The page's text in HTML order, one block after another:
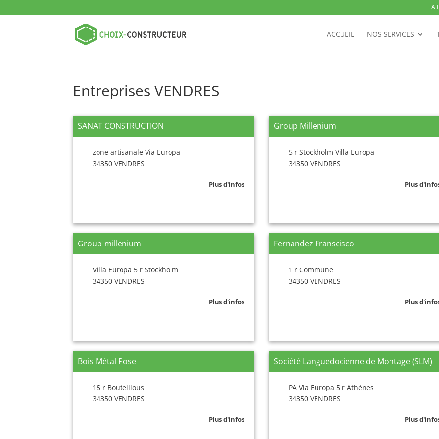
A
ACCUEIL NOS SERVICES
Entreprises VENDRES
SANAT CONSTRUCTION
zone artisanale Via Europa
34350 VENDRES
Plus d'infos
Group Millenium
5 r Stockholm Villa Europa
34350 VENDRES
Plus
Group-millenium
Villa Europa 5 r Stockholm
34350 VENDRES
Plus d'infos
Fernandez Franscisco
1 r Commune
34350 VENDRES
Plus
Bois Métal Pose
15 r Bouteillous
34350 VENDRES
Plus d'infos
Société Languedocienne de Montage (SLM)
PA Via Europa 5 r Athènes
34350 VENDRES
Plus